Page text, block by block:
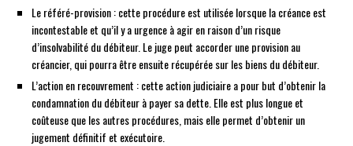
Le référé-provision : cette procédure est utilisée lorsque la créance est
incontestable et qu’il y a urgence à agir en raison d’un risque
d’insolvabilité du débiteur. Le juge peut accorder une provision au
créancier, qui pourra être ensuite récupérée sur les biens du débiteur.
L’action en recouvrement : cette action judiciaire a pour but d’obtenir la
condamnation du débiteur à payer sa dette. Elle est plus longue et
coûteuse que les autres procédures, mais elle permet d’obtenir un
jugement définitif et exécutoire.